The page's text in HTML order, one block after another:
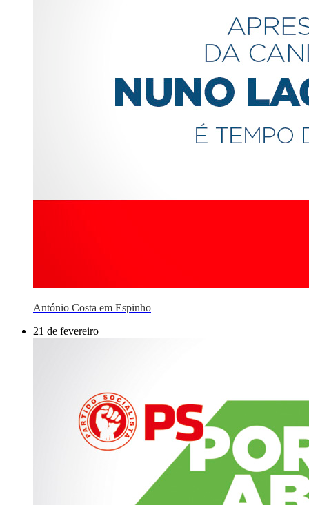
António Costa em Espinho
21 de fevereiro